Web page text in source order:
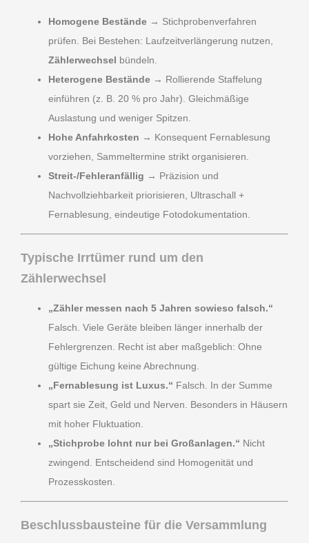
Homogene Bestände → Stichprobenverfahren
prüfen. Bei Bestehen: Laufzeitverlängerung nutzen,
Zählerwechsel bündeln.
Heterogene Bestände → Rollierende Staffelung
einführen (z. B. 20 % pro Jahr). Gleichmäßige
Auslastung und weniger Spitzen.
Hohe Anfahrkosten → Konsequent Fernablesung
vorziehen, Sammeltermine strikt organisieren.
Streit-/Fehleranfällig → Präzision und
Nachvollziehbarkeit priorisieren, Ultraschall +
Fernablesung, eindeutige Fotodokumentation.
Typische Irrtümer rund um den
Zählerwechsel
„Zähler messen nach 5 Jahren sowieso falsch.“
Falsch. Viele Geräte bleiben länger innerhalb der
Fehlergrenzen. Recht ist aber maßgeblich: Ohne
gültige Eichung keine Abrechnung.
„Fernablesung ist Luxus.“ Falsch. In der Summe
spart sie Zeit, Geld und Nerven. Besonders in Häusern
mit hoher Fluktuation.
„Stichprobe lohnt nur bei Großanlagen.“ Nicht
zwingend. Entscheidend sind Homogenität und
Prozesskosten.
Beschlussbausteine für die Versammlung